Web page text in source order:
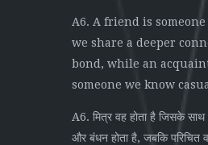
A6. A friend is
we share a deeper
bond, while an
someone we know
A6. मित्र वह होता है जिसके साथ
और बंधन होता है, जबकि परिचित